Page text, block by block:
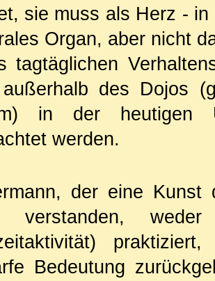
sie muss als Herz - in
Organ, aber nicht
tagtäglichen
des Dojos
in der heutigen
werden.
der eine Kunst
verstanden,
Bedeutung